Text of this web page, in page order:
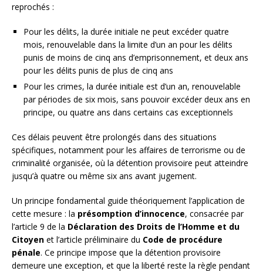
reprochés :
Pour les délits, la durée initiale ne peut excéder quatre
mois, renouvelable dans la limite d’un an pour les délits
punis de moins de cinq ans d’emprisonnement, et deux ans
pour les délits punis de plus de cinq ans
Pour les crimes, la durée initiale est d’un an, renouvelable
par périodes de six mois, sans pouvoir excéder deux ans en
principe, ou quatre ans dans certains cas exceptionnels
Ces délais peuvent être prolongés dans des situations
spécifiques, notamment pour les affaires de terrorisme ou de
criminalité organisée, où la détention provisoire peut atteindre
jusqu’à quatre ou même six ans avant jugement.
Un principe fondamental guide théoriquement l’application de
cette mesure : la présomption d’innocence, consacrée par
l’article 9 de la Déclaration des Droits de l’Homme et du
Citoyen et l’article préliminaire du Code de procédure
pénale. Ce principe impose que la détention provisoire
demeure une exception, et que la liberté reste la règle pendant